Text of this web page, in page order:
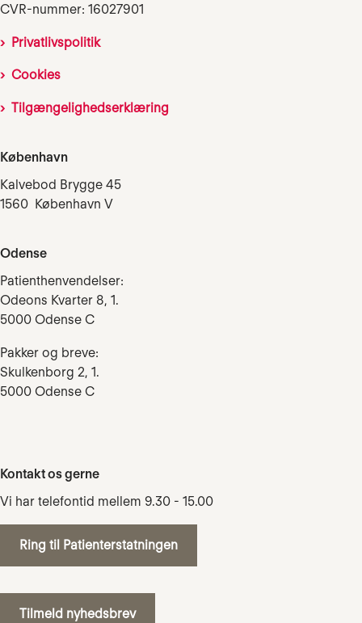
CVR-nummer: 16027901
Privatlivspolitik
Cookies
Tilgængelighedserklæring
København
Kalvebod Brygge 45
1560 København V
Odense
Patienthenvendelser:
Odeons Kvarter 8, 1.
5000 Odense C
Pakker og breve:
Skulkenborg 2, 1.
5000 Odense C
Kontakt os gerne
Vi har telefontid mellem 9.30 - 15.00
Ring til Patienterstatningen
Tilmeld nyhedsbrev